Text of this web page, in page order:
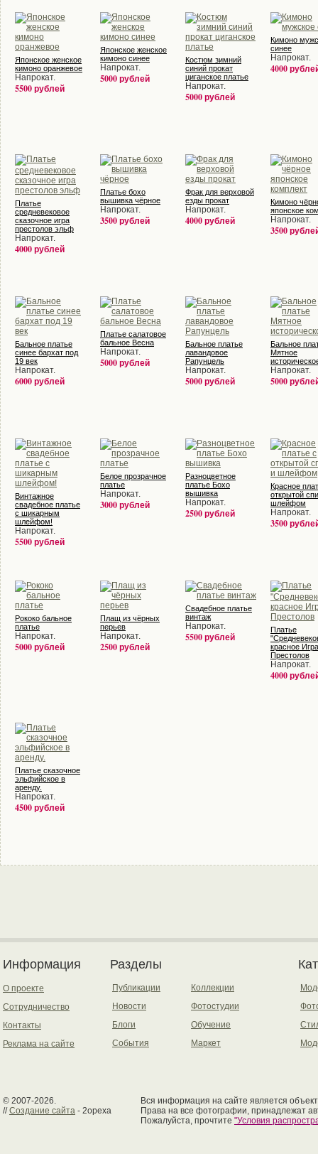
Японское женское
кимоно оранжевое
Напрокат.
5500 рублей
Японское женское
кимоно синее
Напрокат.
5000 рублей
Костюм зимний
синий прокат
циганское платье
Напрокат.
5000 рублей
Кимоно
синее
Напрокат.
4000
Платье
средневековое
сказочное игра
престолов эльф
Напрокат.
4000 рублей
Платье бохо
вышивка чёрное
Напрокат.
3500 рублей
Фрак для верховой
езды прокат
Напрокат.
4000 рублей
Кимоно
японское
Напрокат.
3500
Бальное платье
синее бархат под
19 век
Напрокат.
6000 рублей
Платье салатовое
бальное Весна
Напрокат.
5000 рублей
Бальное платье
лавандовое
Рапунцель
Напрокат.
5000 рублей
Бальное
Мятное
Напрокат.
5000
Винтажное
свадебное платье
с шикарным
шлейфом!
Напрокат.
5500 рублей
Белое прозрачное
платье
Напрокат.
3000 рублей
Разноцветное
платье Бохо
вышивка
Напрокат.
2500 рублей
Красное
открытой
шлейфом
Напрокат.
3500
Рококо бальное
платье
Напрокат.
5000 рублей
Плащ из чёрных
перьев
Напрокат.
2500 рублей
Свадебное платье
винтаж
Напрокат.
5500 рублей
Платье
красное Игра
Престолов
Напрокат.
4000
Платье сказочное
эльфийское в
аренду.
Напрокат.
4500 рублей
Информация
О проекте
Сотрудничество
Контакты
Реклама на сайте
Разделы
Публикации
Новости
Блоги
События
Коллекции
Фотостудии
Обучение
Маркет
© 2007-2026.
//Создание сайта - 2opexa
Вся информация на сайте является
Права на все фотографии, принадлежат
Пожалуйста, прочтите "Условия